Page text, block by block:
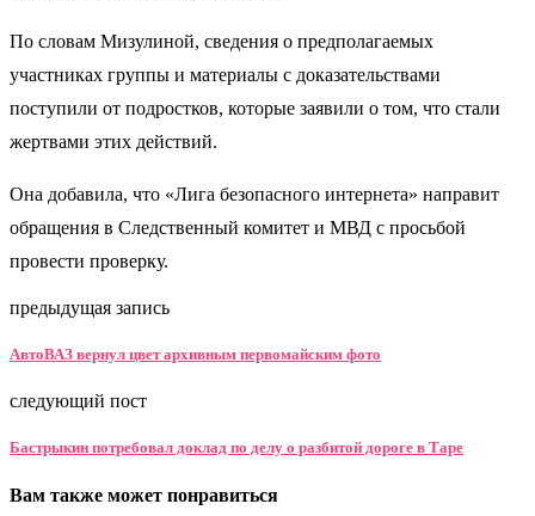
По словам Мизулиной, сведения о предполагаемых
участниках группы и материалы с доказательствами
поступили от подростков, которые заявили о том, что стали
жертвами этих действий.
Она добавила, что «Лига безопасного интернета» направит
обращения в Следственный комитет и МВД с просьбой
провести проверку.
предыдущая запись
АвтоВАЗ вернул цвет архивным первомайским фото
следующий пост
Бастрыкин потребовал доклад по делу о разбитой дороге в Таре
Вам также может понравиться